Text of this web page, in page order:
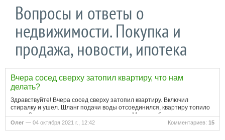
Вопросы и ответы о
недвижимости. Покупка и
продажа, новости, ипотека
Вчера сосед сверху затопил квартиру, что нам
делать?
Здравствуйте! Вчера сосед сверху затопил квартиру. Включил
стиралку и ушел. Шланг подачи воды отсоединился, квартиру топило
около 2 часов, пока тот не перекрыл воду. Меня не было дома, соседа
тоже, снизу живет бабушка, которую также затопило. Хотел…
Олег — 04 октября 2021 г., 12:42 Комментариев: 15